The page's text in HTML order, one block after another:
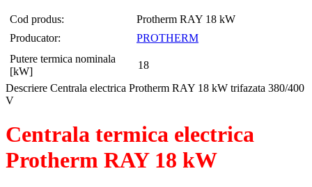
Cod produs:
Protherm RAY 18 kW
Producator:
PROTHERM
Putere termica nominala
[kW]
18
Descriere Centrala electrica Protherm RAY 18 kW trifazata 380/400
V
Centrala termica electrica
Protherm RAY 18 kW